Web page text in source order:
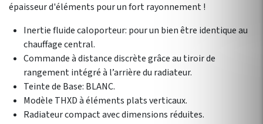
épaisseur d'éléments pour un fort rayonnement !
Inertie fluide caloporteur: pour un bien être identique au
chauffage central.
Commande à distance discrète grâce au tiroir de
rangement intégré à l’arrière du radiateur.
Teinte de Base: BLANC.
Modèle THXD à éléments plats verticaux.
Radiateur compact avec dimensions réduites.